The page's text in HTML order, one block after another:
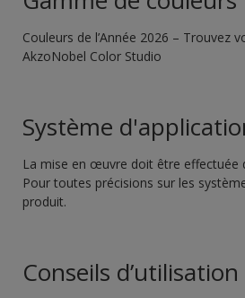
Couleurs de l’Année 2026 – Trouvez
AkzoNobel Color Studio
Système
La mise en œuvre doit être effectuée
Pour toutes précisions sur les
produit.
Conseils d’utilisation